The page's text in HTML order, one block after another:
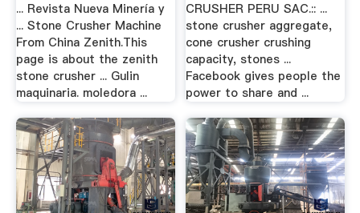
... Revista Nueva Minería y
... Stone Crusher Machine
From China Zenith.This
page is about the zenith
stone crusher ... Gulin
maquinaria. moledora ...
CRUSHER PERU SAC.:: ...
stone crusher aggregate,
cone crusher crushing
capacity, stones ...
Facebook gives people the
power to share and ...